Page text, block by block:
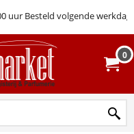
uur Besteld volgende werkdag
0